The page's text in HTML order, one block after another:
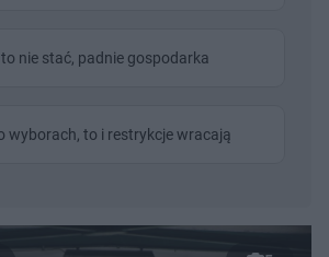
nie stać, padnie gospodarka
wyborach, to i restrykcje wracają